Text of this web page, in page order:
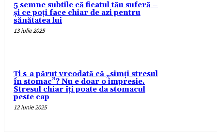
5 semne subtile că ficatul tău suferă –
și ce poți face chiar de azi pentru
sănătatea lui
13 iulie 2025
Ți s-a părut vreodată că „simți stresul
în stomac”? Nu e doar o impresie.
Stresul chiar îți poate da stomacul
peste cap
12 iunie 2025